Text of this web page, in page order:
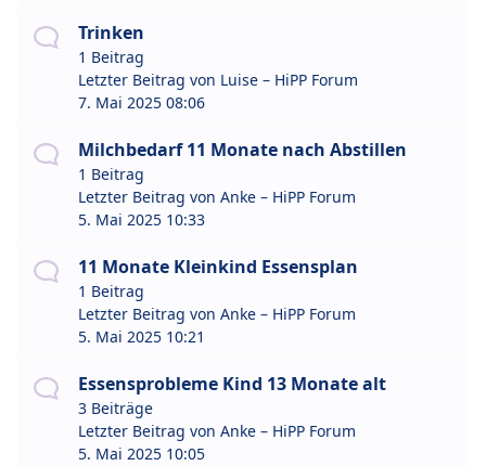
Trinken
1 Beitrag
Letzter Beitrag von Luise – HiPP Forum
7. Mai 2025 08:06
Milchbedarf 11 Monate nach Abstillen
1 Beitrag
Letzter Beitrag von Anke – HiPP Forum
5. Mai 2025 10:33
11 Monate Kleinkind Essensplan
1 Beitrag
Letzter Beitrag von Anke – HiPP Forum
5. Mai 2025 10:21
Essensprobleme Kind 13 Monate alt
3 Beiträge
Letzter Beitrag von Anke – HiPP Forum
5. Mai 2025 10:05